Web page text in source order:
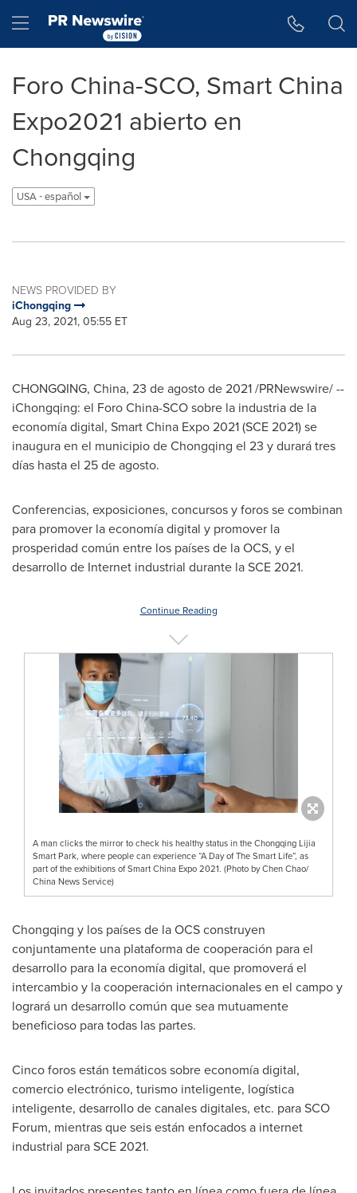
Hamburger menu
Foro China-SCO, Smart China
Expo2021 abierto en
Chongqing
USA - español
NEWS PROVIDED BY
iChongqing
Aug 23, 2021, 05:55 ET
CHONGQING, China, 23 de agosto de 2021/PRNewswire/ --
iChongqing: el Foro China-SCO sobre la industria de la
economía digital, Smart China Expo 2021 (SCE 2021) se
inaugura en el municipio deChongqing el 23 y durará tres
días hasta el 25 de agosto.
Conferencias, exposiciones, concursos y foros se combinan
para promover la economía digital y promover la
prosperidad común entre los países de la OCS, y el
desarrollo de Internet industrial durante la SCE 2021.
Continue Reading
A man clicks the mirror to check his healthy status in the Chongqing Lijia
Smart Park, where people can experience “A Day of The Smart Life”, as
part of the exhibitions of Smart China Expo 2021. (Photo by Chen Chao/
China News Service)
Chongqing y los países de la OCS construyen
conjuntamente una plataforma de cooperación para el
desarrollo para la economía digital, que promoverá el
intercambio y la cooperación internacionales en el campo y
logrará un desarrollo común que sea mutuamente
beneficioso para todas las partes.
Cinco foros están temáticos sobre economía digital,
comercio electrónico, turismo inteligente, logística
inteligente, desarrollo de canales digitales, etc. para SCO
Forum, mientras que seis están enfocados a internet
industrial para SCE 2021.